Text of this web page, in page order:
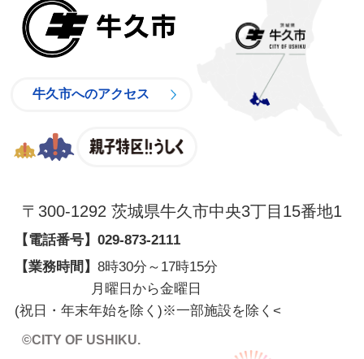
牛久市へのアクセス
〒300-1292 茨城県牛久市中央3丁目15番地1
【電話番号】 029-873-2111
【業務時間】 8時30分～17時15分
月曜日から金曜日
(祝日・年末年始を除く)※一部施設を除く <
©CITY OF USHIKU.